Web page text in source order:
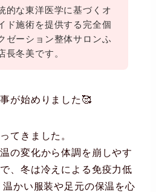
的な東洋医学に基づくオ
ド施術を提供する完全個
ゼーション整体サロンふ
長冬美です。
が始めりました🥰
てきました。
の変化から体調を崩しやす
、冬は冷えによる免疫力低
かい服装や足元の保温を心